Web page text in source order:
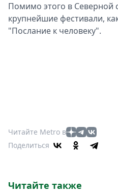
Помимо этого в Cеверной
крупнейшие фестивали,
"Послание к человеку".
Читайте Metro в
Поделиться
Читайте также